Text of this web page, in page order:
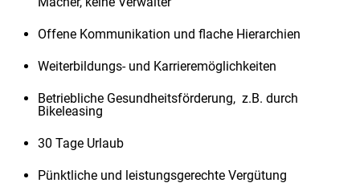
Offene Kommunikation und flache Hierarchien
Weiterbildungs- und Karrieremöglichkeiten
Betriebliche Gesundheitsförderung, z.B. durch
Bikeleasing
30 Tage Urlaub
Pünktliche und leistungsgerechte Vergütung